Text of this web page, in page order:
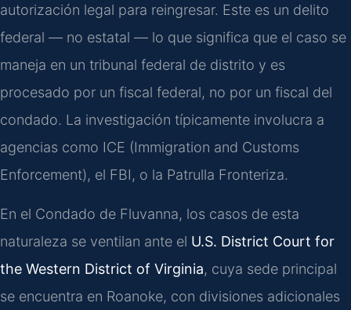
autorización legal para reingresar. Este es un delito
federal — no estatal — lo que significa que el caso se
maneja en un tribunal federal de distrito y es
procesado por un fiscal federal, no por un fiscal del
condado. La investigación típicamente involucra a
agencias como ICE (Immigration and Customs
Enforcement), el FBI, o la Patrulla Fronteriza.
En el Condado de Fluvanna, los casos de esta
naturaleza se ventilan ante el U.S. District Court for
the Western District of Virginia, cuya sede principal
se encuentra en Roanoke, con divisiones adicionales